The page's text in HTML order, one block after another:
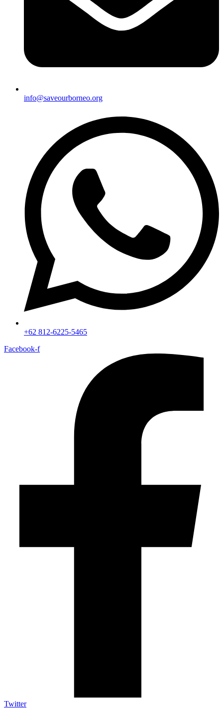
info@saveourborneo.org
+62 812-6225-5465
Facebook-f
Twitter